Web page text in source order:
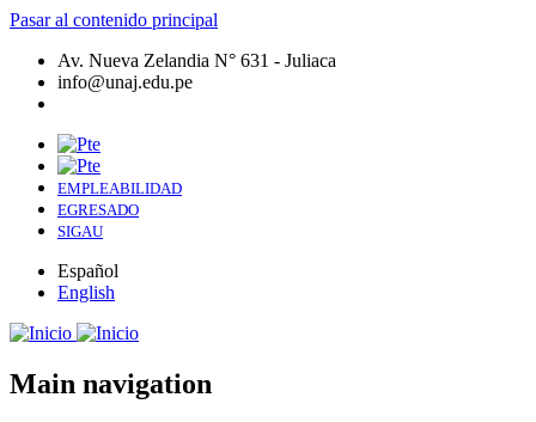
Pasar al contenido principal
Av. Nueva Zelandia N° 631 - Juliaca
info@unaj.edu.pe
EMPLEABILIDAD
EGRESADO
SIGAU
Español
English
Main navigation